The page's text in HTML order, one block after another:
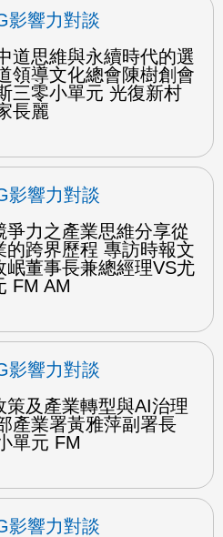
影響力對談
道思維與永續時代的選
領導文化總會陳樹創會
三零小單元 光復新村
長麗
影響力對談
爭力之產業思維分享從
的跨界歷程 專訪時報文
岷董事長兼總經理VS尤
FM AM
影響力對談
策及產業轉型與AI治理
產業署黃雅萍副署長
單元 FM
影響力對談